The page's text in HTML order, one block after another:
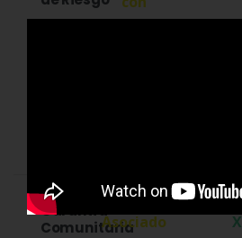
Garantía
Comunitaria
X